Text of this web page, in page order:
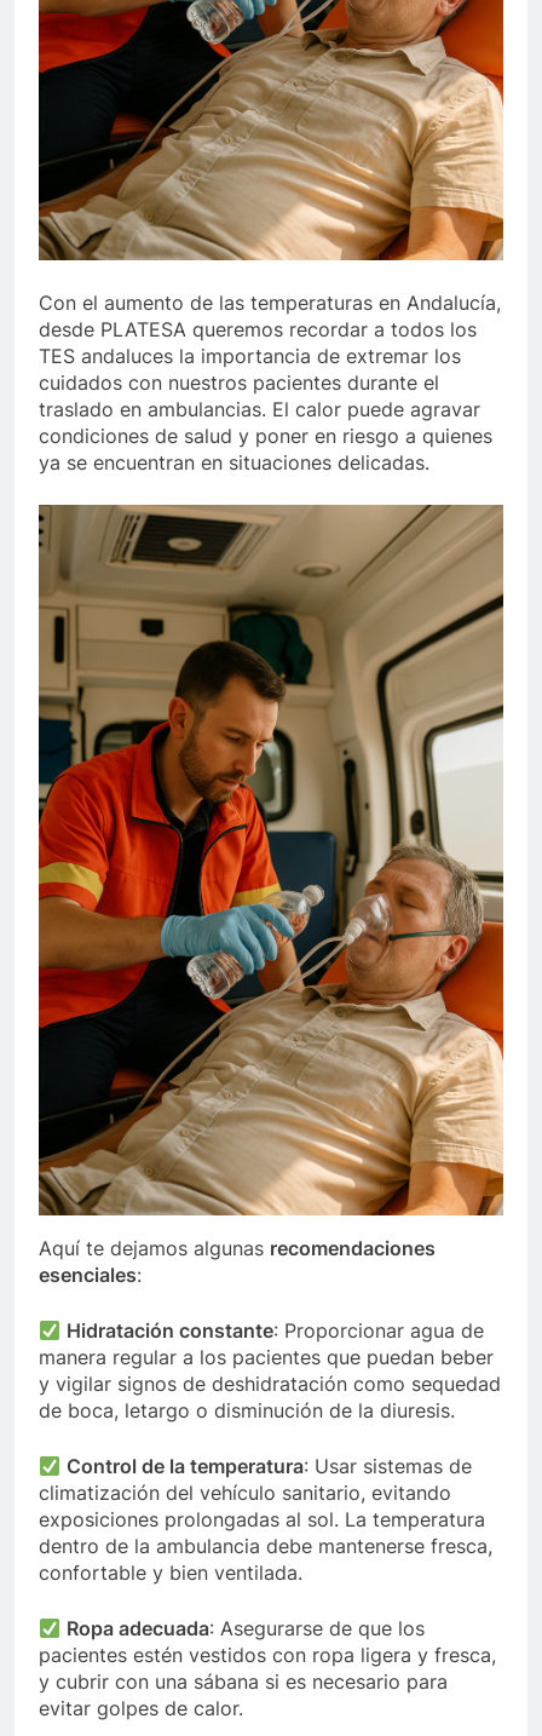
Con el aumento de las temperaturas en Andalucía,
desde PLATESA queremos recordar a todos los
TES andaluces la importancia de extremar los
cuidados con nuestros pacientes durante el
traslado en ambulancias. El calor puede agravar
condiciones de salud y poner en riesgo a quienes
ya se encuentran en situaciones delicadas.
Aquí te dejamos algunas recomendaciones
esenciales:
Hidratación constante: Proporcionar agua de
manera regular a los pacientes que puedan beber
y vigilar signos de deshidratación como sequedad
de boca, letargo o disminución de la diuresis.
Control de la temperatura: Usar sistemas de
climatización del vehículo sanitario, evitando
exposiciones prolongadas al sol. La temperatura
dentro de la ambulancia debe mantenerse fresca,
confortable y bien ventilada.
Ropa adecuada: Asegurarse de que los
pacientes estén vestidos con ropa ligera y fresca,
y cubrir con una sábana si es necesario para
evitar golpes de calor.